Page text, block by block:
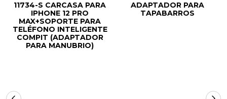
11734-S CARCASA PARA
IPHONE 12 PRO
MAX+SOPORTE PARA
TELÉFONO INTELIGENTE
COMPIT (ADAPTADOR
PARA MANUBRIO)
ADAPTADOR PARA
TAPABARROS